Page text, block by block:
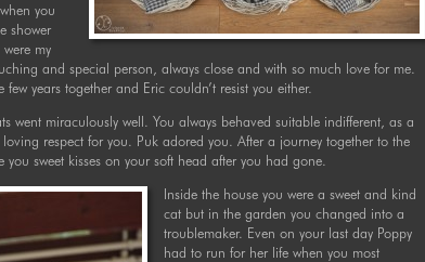
you
shower
my
and special person, always close and with so much love for me.
years together and Eric couldn’t resist you either.
went miraculously well. You always behaved suitable indifferent, as a
respect for you. Puk adored you. After a journey together to the
sweet kisses on your soft head after you had gone.
Inside the house you were a sweet and kind
cat but in the garden you changed into a
troublemaker. Even on your last day Poppy
had to run for her life when you most